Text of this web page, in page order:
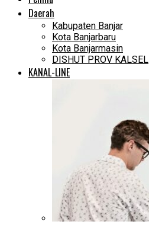
Daerah
Kabupaten Banjar
Kota Banjarbaru
Kota Banjarmasin
DISHUT PROV KALSEL
KANAL-LINE